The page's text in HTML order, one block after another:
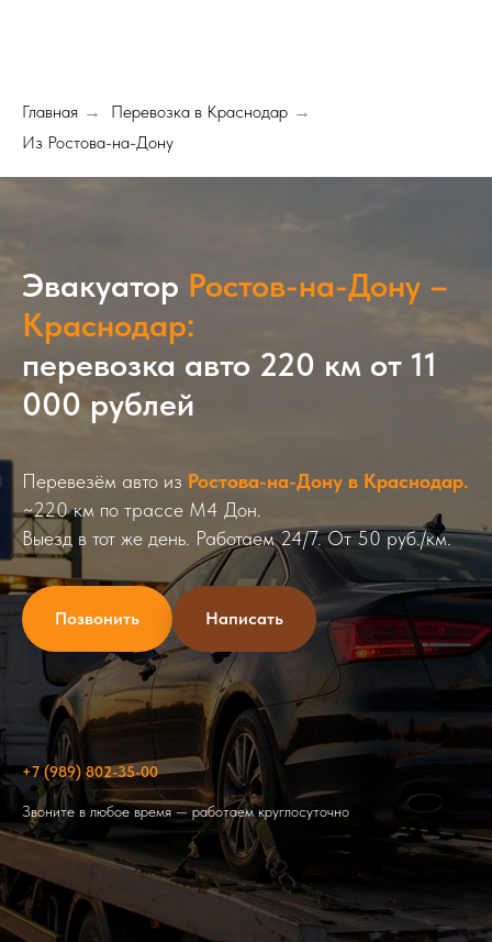
Главная → Перевозка в Краснодар →
Из Ростова-на-Дону
Эвакуатор Ростов-на-Дону –
Краснодар:
перевозка авто 220 км от 11
000 рублей
Перевезём авто из Ростова-на-Дону в Краснодар.
~220 км по трассе М4 Дон.
Выезд в тот же день. Работаем 24/7. От 50 руб./км.
Позвонить Написать
+7 (989) 802-35-00
Звоните в любое время — работаем круглосуточно